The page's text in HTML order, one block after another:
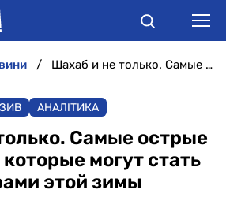
Шахаб и не только. Самые острые игроки УПЛ, которые могут стать ньюсмейкерами этой зимы
АНАЛІТИКА
Самые острые
могут стать
этой зимы